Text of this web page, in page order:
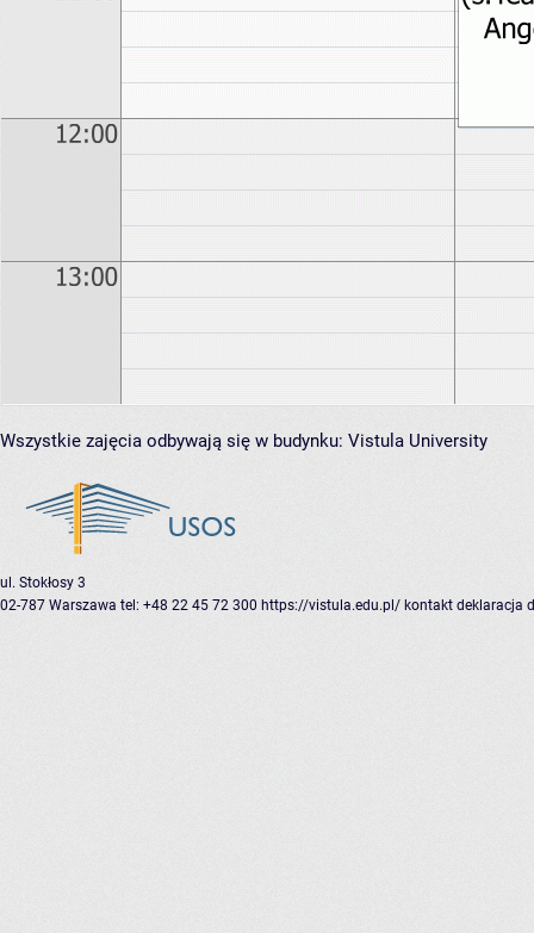
Wszystkie zajęcia odbywają się w budynku: Vistula University
ul. Stokłosy 3
02-787 Warszawa tel: +48 22 45 72 300 https://vistula.edu.pl/ kontakt deklaracja